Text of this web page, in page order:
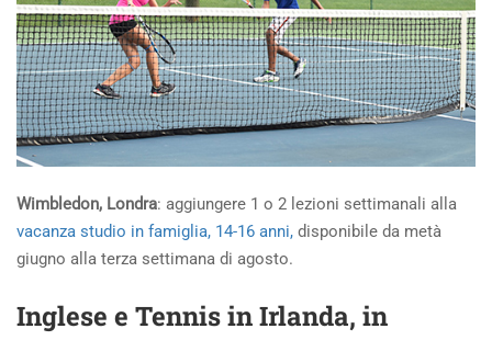
Wimbledon, Londra: aggiungere 1 o 2 lezioni settimanali alla
vacanza studio in famiglia, 14-16 anni, disponibile da metà
giugno alla terza settimana di agosto.
Inglese e Tennis in Irlanda, in